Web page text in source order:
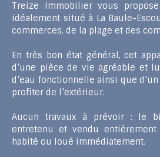
Treize Immobilier vous
idéalement situé à La Baule-
commerces, de la plage et des
En très bon état général, cet
d’une pièce de vie agréable et
d’eau fonctionnelle ainsi que
profiter de l’extérieur.
Aucun travaux à prévoir : le
entretenu et vendu
habité ou loué immédiatement.